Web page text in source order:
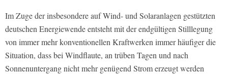
Im Zuge der insbesondere auf Wind- und Solaranlagen gestützten
deutschen Energiewende entsteht mit der endgültigen Stilllegung
von immer mehr konventionellen Kraftwerken immer häufiger die
Situation, dass bei Windflaute, an trüben Tagen und nach
Sonnenuntergang nicht mehr genügend Strom erzeugt werden